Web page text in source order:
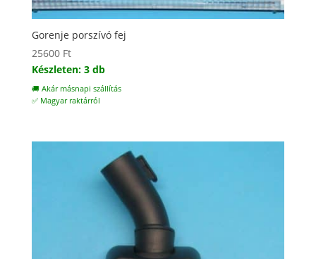
Gorenje porszívó fej
25600 Ft
Készleten: 3 db
🚚 Akár másnapi szállítás
✅ Magyar raktárról